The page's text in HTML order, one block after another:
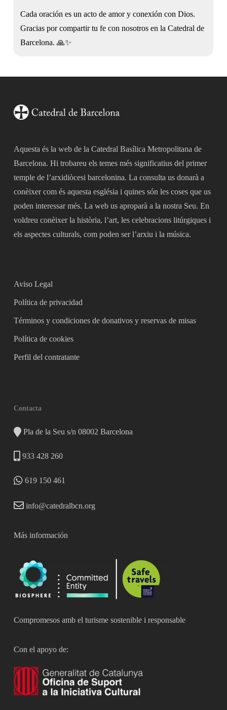
Cada oración es un acto de amor y conexión con Dios.
Gracias por compartir tu fe con nosotros en la Catedral de
Barcelona. 🙏✨
Aquesta és la web de la Catedral Basílica Metropolitana de
Barcelona. Hi trobareu els temes més significatius del primer
temple de l’arxidiòcesi barcelonina. La consulta us donarà a
conèixer com és aquesta església i quines són les coses que us
poden interessar més. La web us aproparà a la nostra Seu. En
voldreu conèixer la història, l’art, les celebracions litúrgiques i
els aspectes culturals, com poden ser l’arxiu i la música.
Aviso Legal
Política de privacidad
Términos y condiciones de donativos y reservas de misas
Política de cookies
Perfil del contratante
Contacta
Pla de la Seu s/n 08002 Barcelona
933 428 260
619 150 461
info@catedralbcn.org
Más información
Compromesos amb el turisme sostenible i responsable
Con el apoyo de: